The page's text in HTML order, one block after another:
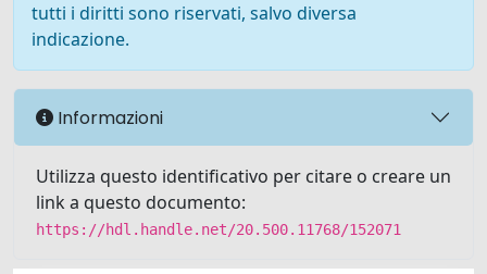
tutti i diritti sono riservati, salvo diversa
indicazione.
Informazioni
Utilizza questo identificativo per citare o creare un
link a questo documento:
https://hdl.handle.net/20.500.11768/152071